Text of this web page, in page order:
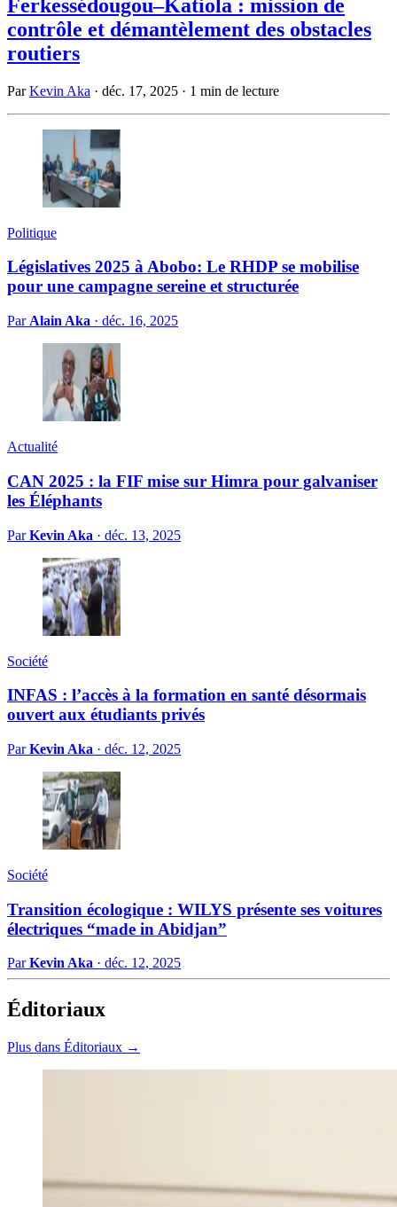
Ferkessédougou–Katiola : mission de
contrôle et démantèlement des obstacles
routiers
ParKevin Aka · déc. 17, 2025 · 1 min de lecture
Politique
Législatives 2025 à Abobo: Le RHDP se mobilise
pour une campagne sereine et structurée
Par Alain Aka · déc. 16, 2025
Actualité
CAN 2025 : la FIF mise sur Himra pour galvaniser
les Éléphants
ParKevin Aka · déc. 13, 2025
Société
INFAS : l’accès à la formation en santé désormais
ouvert aux étudiants privés
ParKevin Aka · déc. 12, 2025
Société
Transition écologique : WILYS présente ses voitures
électriques “made in Abidjan”
ParKevin Aka · déc. 12, 2025
Éditoriaux
Plus dans Éditoriaux →